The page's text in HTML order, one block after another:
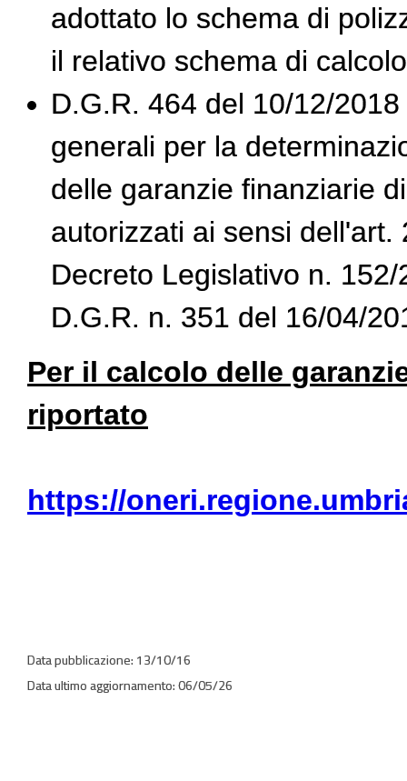
adottato lo schema di
il relativo schema di
D.G.R. 464 del 10/12/
generali per la
delle garanzie finanziarie
autorizzati ai sensi
Decreto Legislativo n.
D.G.R. n. 351 del 16/04/
Per il calcolo delle
riportato
https://
13/10/16
06/05/26